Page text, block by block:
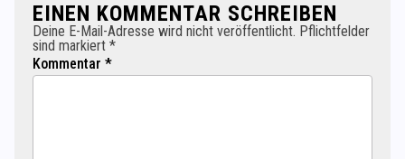
EINEN KOMMENTAR SCHREIBEN
Deine E-Mail-Adresse wird nicht veröffentlicht. Pflichtfelder
sind markiert *
Kommentar *